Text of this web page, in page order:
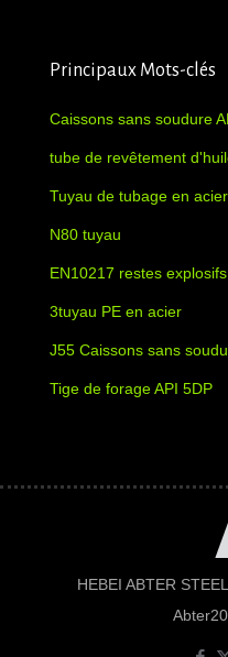
Principaux Mots-clés
Caissons sans soudure
tube de revêtement
Tuyau de tubage en
N80 tuyau
EN10217 restes
3tuyau PE en acier
J55 Caissons sans
Tige de forage API 5DP
HEBEI ABTER